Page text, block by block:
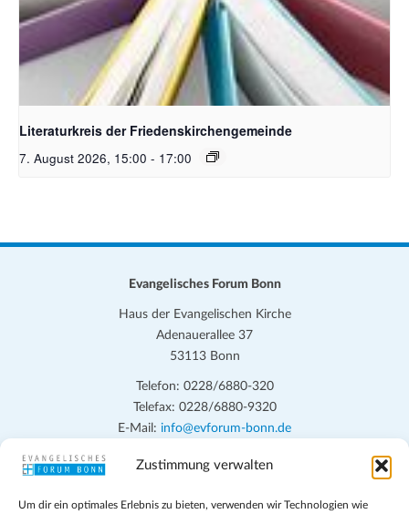
Zustimmung verwalten
Um dir ein optimales Erlebnis zu bieten, verwenden wir Technologien wie
Bildquelle Pixabay
Literaturkreis der Friedenskirchengemeinde
7. August 2026, 15:00 - 17:00
Evangelisches Forum Bonn
Haus der Evangelischen Kirche
Adenauerallee 37
53113 Bonn
Telefon: 0228/6880-320
Telefax: 0228/6880-9320
E-Mail: info@evforum-bonn.de
Das Evangelische Forum Bonn will in seinen zentralen
persönlichen, beruflichen, kirchlichen und öffentlichen Lebens